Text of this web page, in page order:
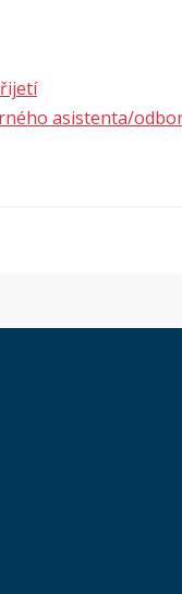
asistenta/